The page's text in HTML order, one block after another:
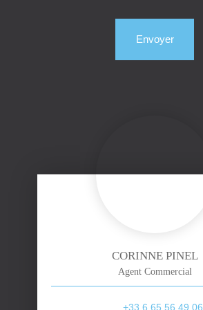
Envoyer
CORINNE PINEL
Agent Commercial
+33 6 65 56 49 06